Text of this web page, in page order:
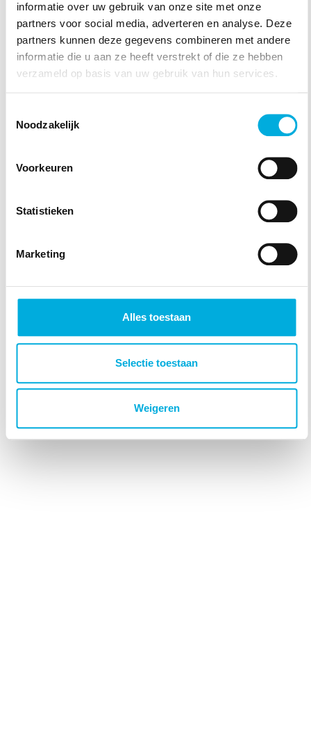
informatie over uw gebruik van onze site met onze
partners voor social media, adverteren en analyse. Deze
partners kunnen deze gegevens combineren met andere
informatie die u aan ze heeft verstrekt of die ze hebben
verzameld op basis van uw gebruik van hun services.
Noodzakelijk
Voorkeuren
Statistieken
Marketing
Alles toestaan
Selectie toestaan
Weigeren